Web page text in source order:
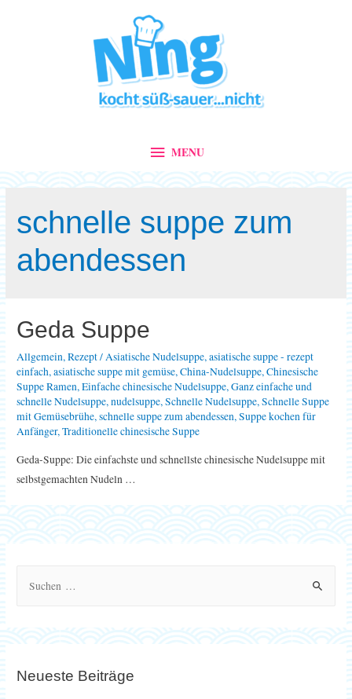
MENU
MENU
schnelle suppe zum
abendessen
Geda Suppe
Allgemein,Rezept/Asiatische Nudelsuppe,asiatische suppe - rezept
einfach,asiatische suppe mit gemüse,China-Nudelsuppe,Chinesische
Suppe Ramen,Einfache chinesische Nudelsuppe,Ganz einfache und
schnelle Nudelsuppe,nudelsuppe,Schnelle Nudelsuppe,Schnelle Suppe
mit Gemüsebrühe,schnelle suppe zum abendessen,Suppe kochen für
Anfänger,Traditionelle chinesische Suppe
Geda-Suppe: Die einfachste und schnellste chinesische Nudelsuppe mit
selbstgemachten Nudeln …
n
Neueste Beiträge